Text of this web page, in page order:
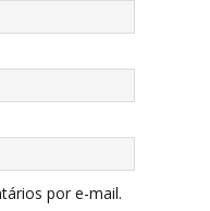
por e-mail.